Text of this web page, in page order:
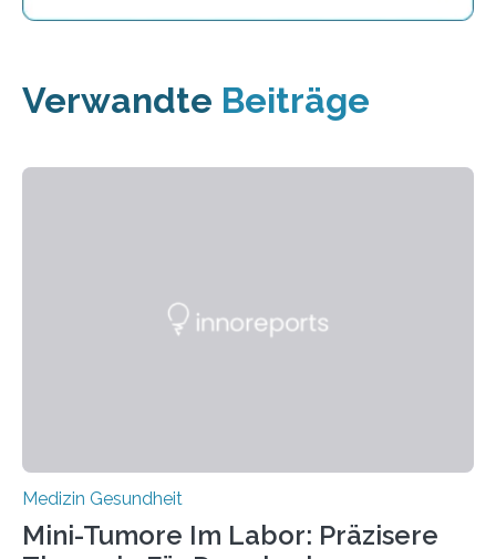
Verwandte Beiträge
Medizin Gesundheit
Mini-Tumore Im Labor: Präzisere